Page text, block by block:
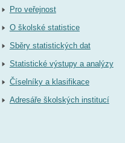
Pro veřejnost
O školské statistice
Sběry statistických dat
Statistické výstupy a analýzy
Číselníky a klasifikace
Adresáře školských institucí